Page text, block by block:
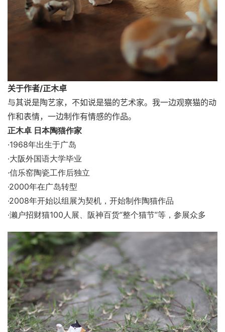
关于作者/正木卓
与其说是陶艺家，不如说是猫的艺术家。我一边观察猫的动
作和表情，一边制作有情感的作品。
正木卓 日本陶猫作家
·1968年出生于广岛
·大阪外国语大学毕业
·信乐窑陶瓷工作后独立
·2000年在广岛转型
·2008年开始以组展为契机，开始制作陶猫作品
·濑户招财猫100人展、阪神百货“整个猫节”等，参展众多